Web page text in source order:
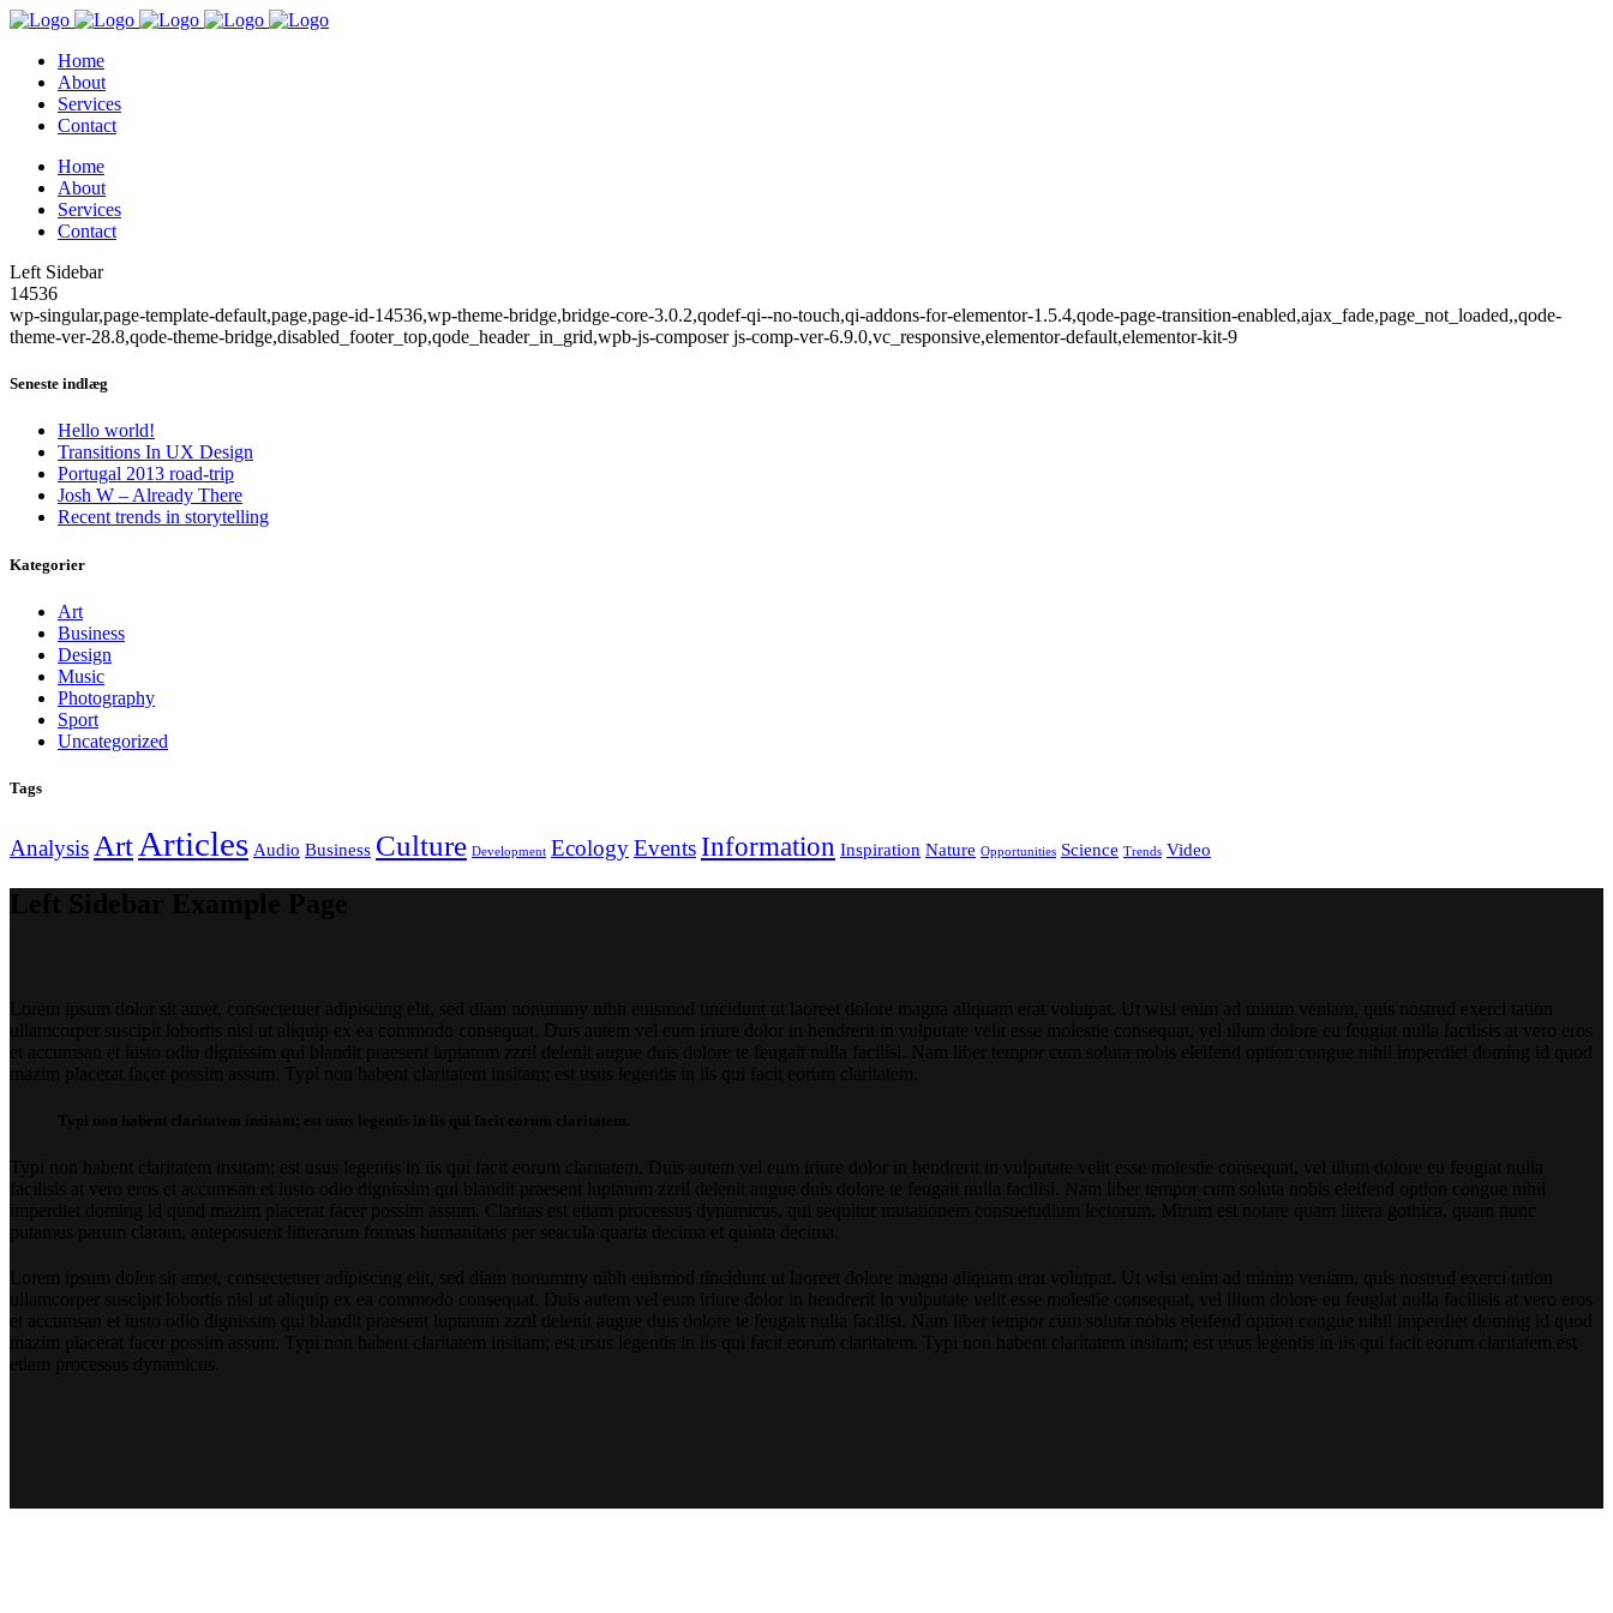
Home
About
Services
Contact
Home
About
Services
Contact
Left Sidebar
14536
wp-singular,page-template-default,page,page-id-14536,wp-theme-bridge,bridge-core-3.0.2,qodef-qi--no-touch,qi-addons-for-elementor-1.5.4,qode-page-transition-enabled,ajax_fade,page_not_loaded,,qode-
theme-ver-28.8,qode-theme-bridge,disabled_footer_top,qode_header_in_grid,wpb-js-composer js-comp-ver-6.9.0,vc_responsive,elementor-default,elementor-kit-9
Seneste indlæg
Hello world!
Transitions In UX Design
Portugal 2013 road-trip
Josh W – Already There
Recent trends in storytelling
Kategorier
Art
Business
Design
Music
Photography
Sport
Uncategorized
Tags
Analysis Art Articles Audio Business Culture Development EcologyEventsInformation Inspiration Nature Opportunities Science Trends Video